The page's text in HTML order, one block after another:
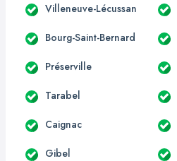
Villeneuve-Lécussan
Bourg-Saint-Bernard
Préserville
Tarabel
Caignac
Gibel